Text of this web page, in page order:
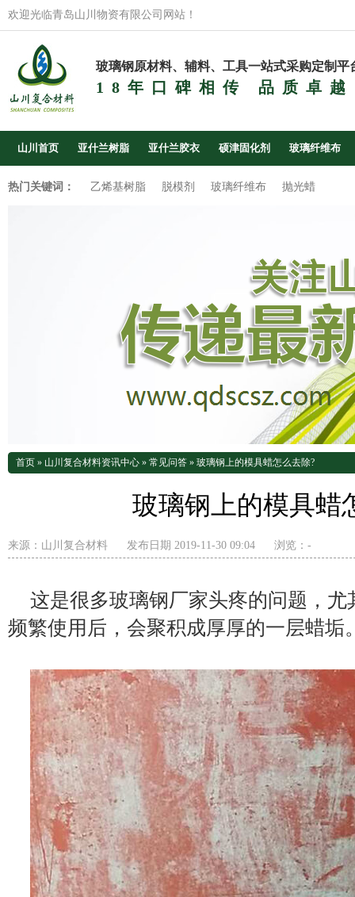
欢迎光临青岛山川物资有限公司网站！
玻璃钢原材料、辅料、工具一站式采购定制平
18年口碑相传 品质卓越
山川首页 亚什兰树脂 亚什兰胶衣 硕津固化剂 玻璃纤维布
热门关键词： 乙烯基树脂 脱模剂 玻璃纤维布 抛光蜡
首页 » 山川复合材料资讯中心 » 常见问答 » 玻璃钢上的模具蜡怎么去除?
玻璃钢上的模具蜡
来源： 山川复合材料 发布日期 2019-11-30 09:04 浏览： -
这是很多玻璃钢厂家头疼的问题，尤
频繁使用后，会聚积成厚厚的一层蜡垢